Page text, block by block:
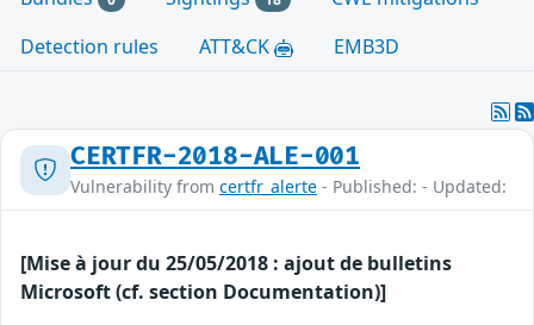
Detection rules
ATT&CK EMB3D
CERTFR-2018-ALE-001
Vulnerability from certfr_alerte - Published: - Updated:
[Mise à jour du 25/05/2018 : ajout de bulletins
Microsoft (cf. section Documentation)]